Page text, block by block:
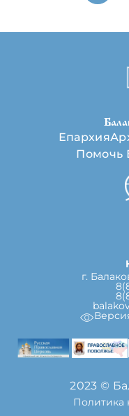
Епархия
Помочь
г.
2023 ©
Политика